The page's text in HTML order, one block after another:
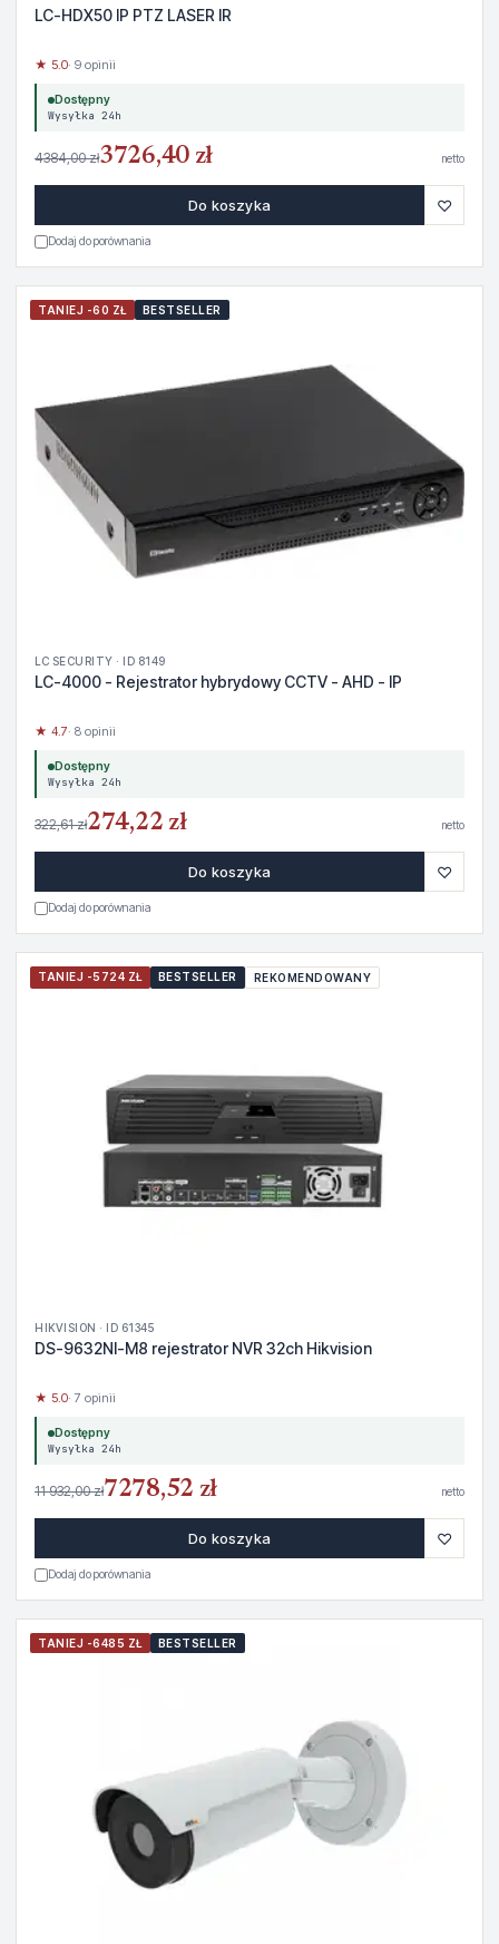
LC-HDX50 IP PTZ LASER IR
★ 5.0· 9 opinii
Dostępny
Wysyłka 24h
4384,00 zł3726,40 zł netto
Do koszyka ♡
Dodaj do porównania
TANIEJ -60 ZŁ BESTSELLER
LC SECURITY · ID 8149
LC-4000 - Rejestrator hybrydowy CCTV - AHD - IP
★ 4.7· 8 opinii
Dostępny
Wysyłka 24h
322,61 zł274,22 zł netto
Do koszyka ♡
Dodaj do porównania
TANIEJ -5724 ZŁ BESTSELLER REKOMENDOWANY
HIKVISION · ID 61345
DS-9632NI-M8 rejestrator NVR 32ch Hikvision
★ 5.0· 7 opinii
Dostępny
Wysyłka 24h
11 932,00 zł7278,52 zł netto
Do koszyka ♡
Dodaj do porównania
TANIEJ -6485 ZŁ BESTSELLER